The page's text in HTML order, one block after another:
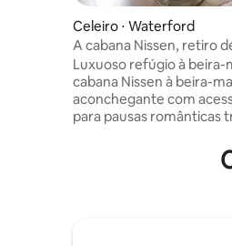
Celeiro ⋅ Waterford
A cabana Nissen, retiro
praia único e elegante
Luxuoso refúgio à beira-
cabana Nissen à beira-
aconchegante com
para pausas românticas
Interiors & living
Living, o Nissen Hut é o